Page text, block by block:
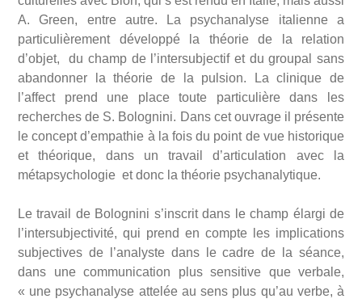
A. Green, entre autre. La psychanalyse italienne a
particulièrement développé la théorie de la relation
d’objet, du champ de l’intersubjectif et du groupal sans
abandonner la théorie de la pulsion. La clinique de
l’affect prend une place toute particulière dans les
recherches de S. Bolognini. Dans cet ouvrage il présente
le concept d’empathie à la fois du point de vue historique
et théorique, dans un travail d’articulation avec la
métapsychologie et donc la théorie psychanalytique.
Le travail de Bolognini s’inscrit dans le champ élargi de
l’intersubjectivité, qui prend en compte les implications
subjectives de l’analyste dans le cadre de la séance,
dans une communication plus sensitive que verbale,
« une psychanalyse attelée au sens plus qu’au verbe, à